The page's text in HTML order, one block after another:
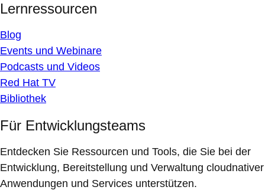
Lernressourcen
Blog
Events und Webinare
Podcasts und Videos
Red Hat TV
Bibliothek
Für Entwicklungsteams
Entdecken Sie Ressourcen und Tools, die Sie bei der
Entwicklung, Bereitstellung und Verwaltung cloudnativer
Anwendungen und Services unterstützen.